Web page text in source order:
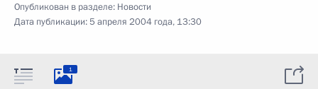
Опубликован в разделе: Новости
Дата публикации:5 апреля 2004 года, 13:30
1